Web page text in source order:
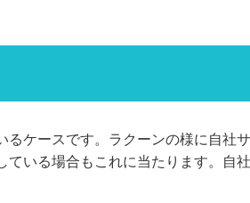
るケースです。ラクーンの様に自
ている場合もこれに当たります。自